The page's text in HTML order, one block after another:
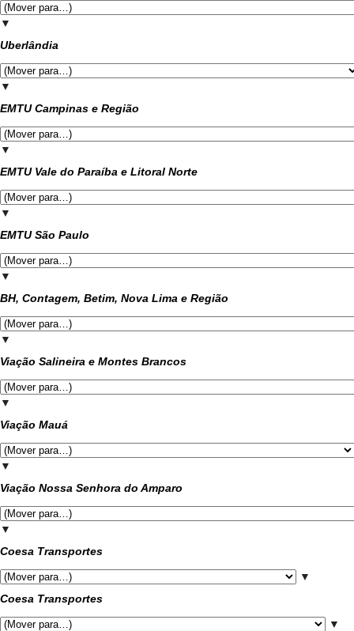
▼
Uberlândia
▼
EMTU Campinas e Região
▼
EMTU Vale do Paraíba e Litoral Norte
▼
EMTU São Paulo
▼
BH, Contagem, Betim, Nova Lima e Região
▼
Viação Salineira e Montes Brancos
▼
Viação Mauá
▼
Viação Nossa Senhora do Amparo
▼
Coesa Transportes
▼
Coesa Transportes
▼